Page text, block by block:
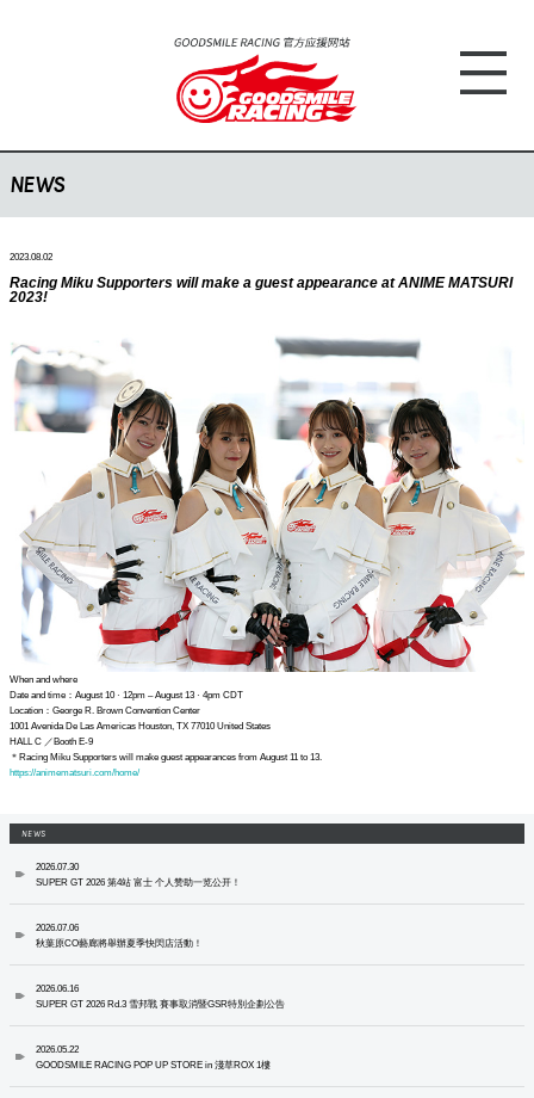
NEWS
2023.08.02
Racing Miku Supporters will make a guest appearance at ANIME MATSURI
2023!
When and where
Date and time：August 10 · 12pm – August 13 · 4pm CDT
Location：George R. Brown Convention Center
1001 Avenida De Las Americas Houston, TX 77010 United States
HALL C ／Booth E-9
＊Racing Miku Supporters will make guest appearances from August 11 to 13.
https://animematsuri.com/home/
NEWS
2026.07.30
SUPER GT 2026 第4站 富士 个人赞助一览公开！
2026.07.06
秋葉原CO藝廊將舉辦夏季快閃店活動！
2026.06.16
SUPER GT 2026 Rd.3 雪邦戰 賽事取消暨GSR特別企劃公告
2026.05.22
GOODSMILE RACING POP UP STORE in 淺草ROX 1樓